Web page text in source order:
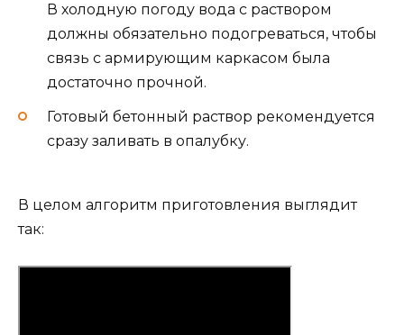
В холодную погоду вода с раствором
должны обязательно подогреваться, чтобы
связь с армирующим каркасом была
достаточно прочной.
Готовый бетонный раствор рекомендуется
сразу заливать в опалубку.
В целом алгоритм приготовления выглядит
так: